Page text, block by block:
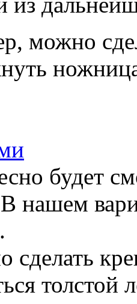
можно
будет
нашем
сделать
толстой